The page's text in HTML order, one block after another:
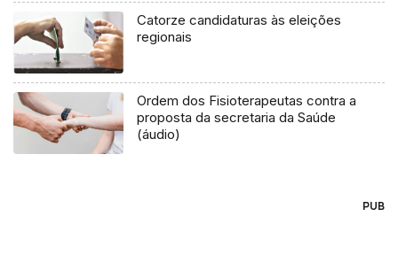
Catorze candidaturas às eleições
regionais
Ordem dos Fisioterapeutas contra a
proposta da secretaria da Saúde
(áudio)
PUB